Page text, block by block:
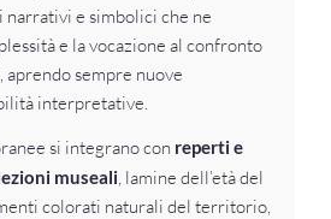
e simbolici che ne
e la vocazione al confronto
aprendo sempre nuove
interpretative.
si integrano con reperti e
museali , lamine dell’età del
colorati naturali del territorio,